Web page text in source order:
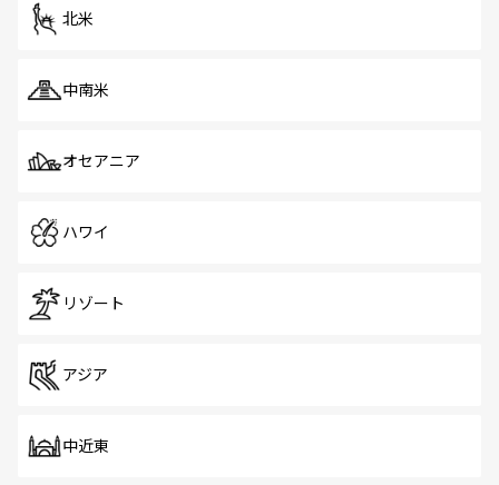
北米
中南米
オセアニア
ハワイ
リゾート
アジア
中近東